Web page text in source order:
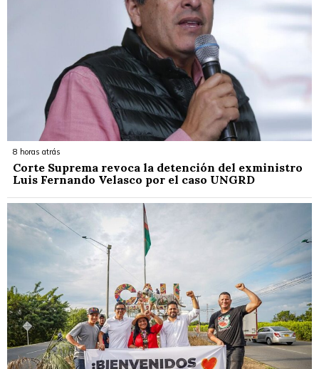
8 horas atrás
Corte Suprema revoca la detención del exministro
Luis Fernando Velasco por el caso UNGRD